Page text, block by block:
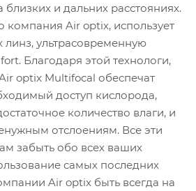
и дальних расстояниях.
компания Air optix, использует
линз, ультрасовременную
Благодаря этой технологи,
optix Multifocal обеспечат
доступ кислорода,
количество влаги, и
отслоениям. Все эти
забыть обо всех ваших
самых последних
Air optix быть всегда на